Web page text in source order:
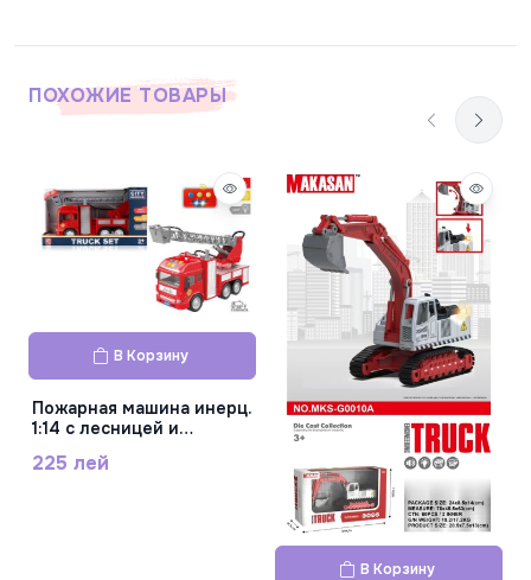
ПОХОЖИЕ ТОВАРЫ
В Корзину
Пожарная машина инерц.
1:14 с лесницей и
(свет, звук) RJ6672-1
225 лей
В Корзину